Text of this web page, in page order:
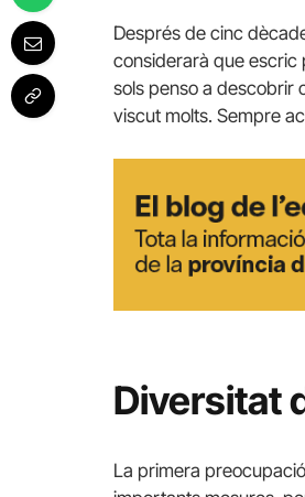
Després de cinc
considerarà que escric
sols penso a descobrir
viscut molts. Sempre
Diversitat
La primera